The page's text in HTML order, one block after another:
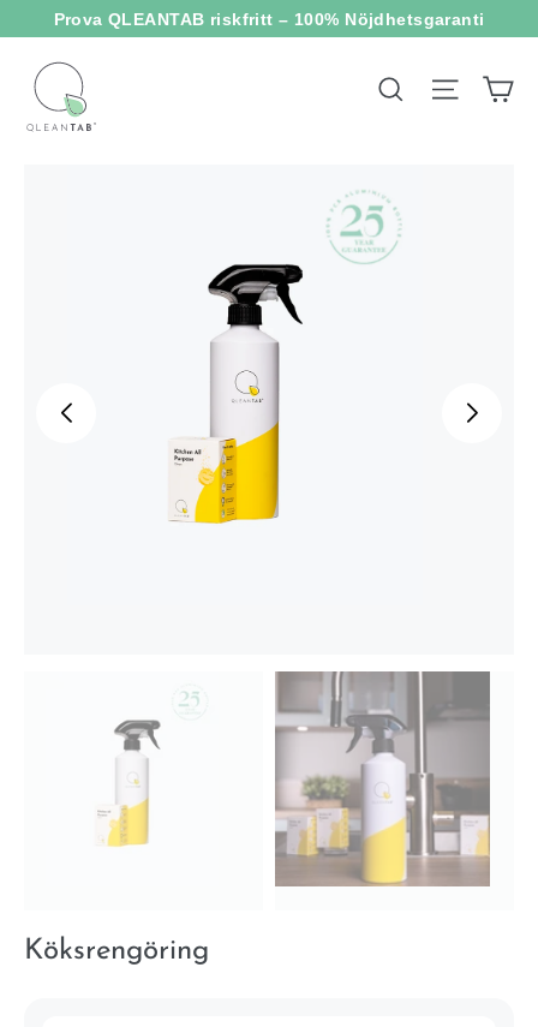
Hoppa
innehållet
Prova QLEANTAB riskfritt – 100% Nöjdhetsgaranti
Sök
Köksrengöring